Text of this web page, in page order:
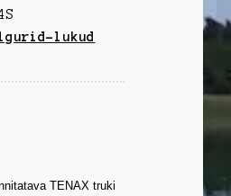
lukud
TENAX truki